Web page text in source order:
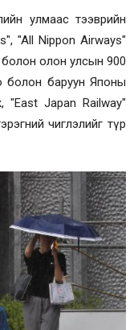
улмаас тээврийн
"All Nippon Airways"
болон олон улсын 900
болон баруун Японы
"East Japan Railway"
чиглэлийг түр